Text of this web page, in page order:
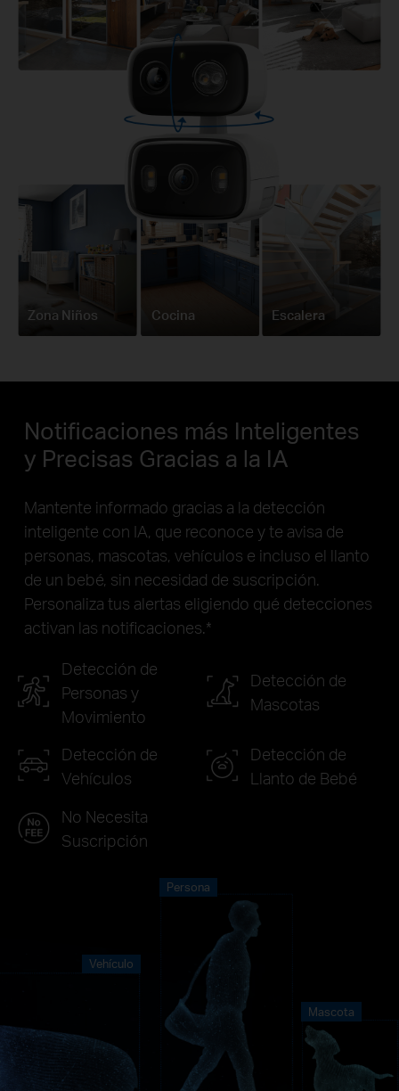
Zona Niños Cocina Escalera
Notificaciones más Inteligentes
y Precisas Gracias a la IA
Mantente informado gracias a la detección
inteligente con IA, que reconoce y te avisa de
personas, mascotas, vehículos e incluso el llanto
de un bebé, sin necesidad de suscripción.
Personaliza tus alertas eligiendo qué detecciones
activan las notificaciones.*
Detección de
Personas y
Movimiento
Detección de
Mascotas
Detección de
Vehículos
Detección de
Llanto de Bebé
No Necesita
Suscripción
Vehículo
Persona
Mascota